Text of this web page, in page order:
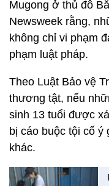
Mugong ở thủ đô
Newsweek rằng,
không chỉ vi phạm
phạm luật pháp.
Theo Luật Bảo vệ
thương tật, nếu
sinh 13 tuổi được
bị cáo buộc tội cố
khác.